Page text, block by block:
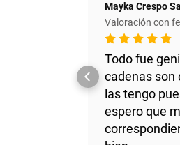
Mayka Crespo
Valoración con
Todo fue
cadenas son
las tengo
espero que